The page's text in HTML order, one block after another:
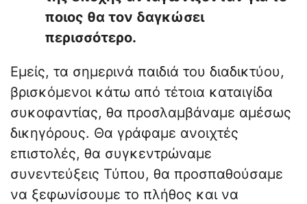
ποιος θα τον δαγκώσει
περισσότερο.
Εμείς, τα σημερινά παιδιά του διαδικτύου,
βρισκόμενοι κάτω από τέτοια καταιγίδα
συκοφαντίας, θα προσλαμβάναμε αμέσως
δικηγόρους. Θα γράφαμε ανοιχτές
επιστολές, θα συγκεντρώναμε
συνεντεύξεις Τύπου, θα προσπαθούσαμε
να ξεφωνίσουμε το πλήθος και να